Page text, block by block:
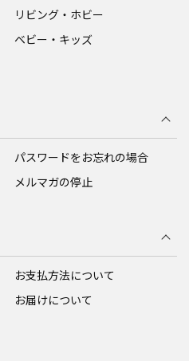
リビング・ホビー
ベビー・キッズ
パスワードをお忘れの場合
メルマガの停止
お支払方法について
お届けについて